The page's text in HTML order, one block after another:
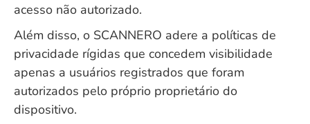
acesso não autorizado.
Além disso, o SCANNERO adere a políticas de
privacidade rígidas que concedem visibilidade
apenas a usuários registrados que foram
autorizados pelo próprio proprietário do
dispositivo.